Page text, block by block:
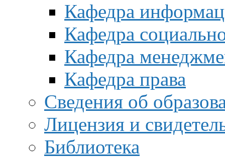
Кафедра
Кафедра
Кафедра
Кафедра права
Сведения об
Лицензия и
Библиотека